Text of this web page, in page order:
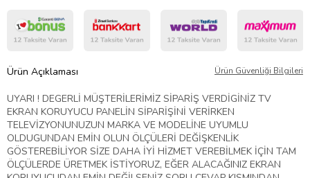
Ürün Açıklaması Ürün Güvenliği Bilgileri
UYARI ! DEGERLİ MÜŞTERİLERİMİZ SİPARİŞ VERDİGİNİZ TV
EKRAN KORUYUCU PANELİN SİPARİŞİNİ VERİRKEN
TELEVİZYONUNUZUN MARKA VE MODELİNE UYUMLU
OLDUGUNDAN EMİN OLUN ÖLÇÜLERİ DEĞİŞKENLİK
GÖSTEREBİLİYOR SİZE DAHA İYİ HİZMET VEREBİLMEK İÇİN TAM
ÖLÇÜLERDE ÜRETMEK İSTİYORUZ, EĞER ALACAĞINIZ EKRAN